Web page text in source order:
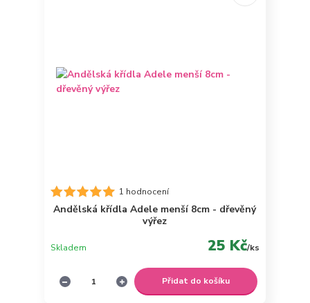
1 hodnocení
Andělská křídla Adele menší 8cm - dřevěný
výřez
25 Kč/ks
Skladem
Přidat do košíku